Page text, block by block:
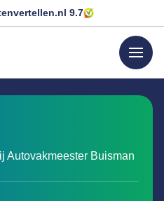
9.7
menu
Autovakmeester Buisman